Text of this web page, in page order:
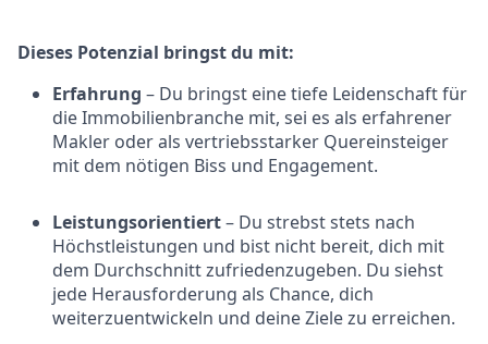
Dieses Potenzial bringst du mit:
Erfahrung – Du bringst eine tiefe Leidenschaft für
die Immobilienbranche mit, sei es als erfahrener
Makler oder als vertriebsstarker Quereinsteiger
mit dem nötigen Biss und Engagement.
Leistungsorientiert– Du strebst stets nach
Höchstleistungen und bist nicht bereit, dich mit
dem Durchschnitt zufriedenzugeben. Du siehst
jede Herausforderung als Chance, dich
weiterzuentwickeln und deine Ziele zu erreichen.